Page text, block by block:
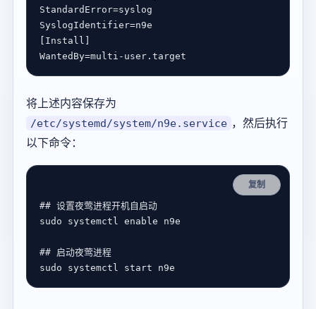
StandardError=syslog
SyslogIdentifier=n9e
[Install]
WantedBy=multi-user.target
将上述内容保存为
/etc/systemd/system/n9e.service ，然后执行
以下命令：
复制
## 设置夜莺进程开机自启动
## 启动夜莺进程